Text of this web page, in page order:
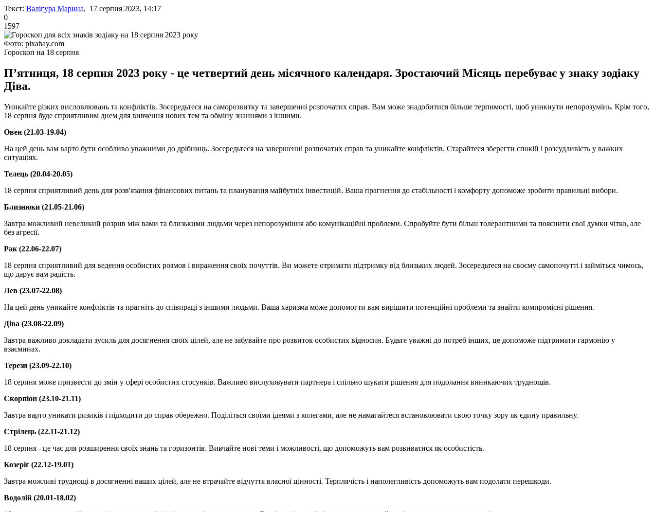
Текст: Валігура Марина, 17 серпня 2023, 14:17
0
1597
Фото: pixabay.com
Гороскоп на 18 серпня
П’ятниця, 18 серпня 2023 року - це четвертий день місячного календаря. Зростаючий Місяць перебуває у знаку зодіаку
Діва.
Уникайте різких висловлювань та конфліктів. Зосередьтеся на саморозвитку та завершенні розпочатих справ. Вам може знадобитися більше терпимості, щоб уникнути непорозумінь. Крім того,
18 серпня буде сприятливим днем для вивчення нових тем та обміну знаннями з іншими.
Овен (21.03-19.04)
На цей день вам варто бути особливо уважними до дрібниць. Зосередьтеся на завершенні розпочатих справ та уникайте конфліктів. Старайтеся зберегти спокій і розсудливість у важких
ситуаціях.
Телець (20.04-20.05)
18 серпня сприятливий день для розв'язання фінансових питань та планування майбутніх інвестицій. Ваша прагнення до стабільності і комфорту допоможе зробити правильні вибори.
Близнюки (21.05-21.06)
Завтра можливий невеликий розрив між вами та близькими людьми через непорозуміння або комунікаційні проблеми. Спробуйте бути більш толерантними та пояснити свої думки чітко, але
без агресії.
Рак (22.06-22.07)
18 серпня сприятливий для ведення особистих розмов і вираження своїх почуттів. Ви можете отримати підтримку від близьких людей. Зосередьтеся на своєму самопочутті і займіться чимось,
що дарує вам радість.
Лев (23.07-22.08)
На цей день уникайте конфліктів та прагніть до співпраці з іншими людьми. Ваша харизма може допомогти вам вирішити потенційні проблеми та знайти компромісні рішення.
Діва (23.08-22.09)
Завтра важливо докладати зусиль для досягнення своїх цілей, але не забувайте про розвиток особистих відносин. Будьте уважні до потреб інших, це допоможе підтримати гармонію у
взаєминах.
Терези (23.09-22.10)
18 серпня може призвести до змін у сфері особистих стосунків. Важливо вислуховувати партнера і спільно шукати рішення для подолання виникаючих труднощів.
Скорпіон (23.10-21.11)
Завтра варто уникати ризиків і підходити до справ обережно. Поділіться своїми ідеями з колегами, але не намагайтеся встановлювати свою точку зору як єдину правильну.
Стрілець (22.11-21.12)
18 серпня - це час для розширення своїх знань та горизонтів. Вивчайте нові теми і можливості, що допоможуть вам розвиватися як особистість.
Козеріг (22.12-19.01)
Завтра можливі труднощі в досягненні ваших цілей, але не втрачайте відчуття власної цінності. Терплячість і наполегливість допоможуть вам подолати перешкоди.
Водолій (20.01-18.02)